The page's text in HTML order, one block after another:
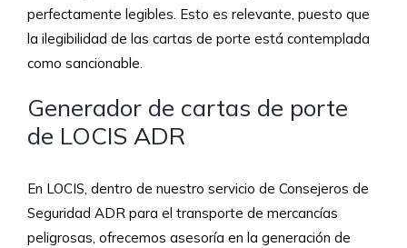
perfectamente legibles. Esto es relevante, puesto que
la ilegibilidad de las cartas de porte está contemplada
como sancionable.
Generador de cartas de porte
de LOCIS ADR
En LOCIS, dentro de nuestro servicio de Consejeros de
Seguridad ADR para el transporte de mercancías
peligrosas, ofrecemos asesoría en la generación de